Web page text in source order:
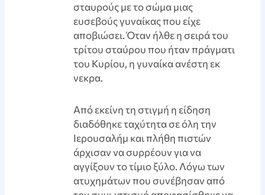
σταυρούς με το σώμα μιας
ευσεβούς γυναίκας που είχε
αποβιώσει. Όταν ήλθε η σειρά του
τρίτου σταύρου που ήταν πράγματι
του Κυρίου, η γυναίκα ανέστη εκ
νεκρα.
Aπό εκείνη τη στιγμή η είδηση
διαδόθηκε ταχύτητα σε όλη την
Ιερουσαλήμ και πλήθη πιστών
άρχισαν να συρρέουν για να
αγγίξουν το τίμιο ξύλο. Λόγω των
ατυχημάτων που συνέβησαν από